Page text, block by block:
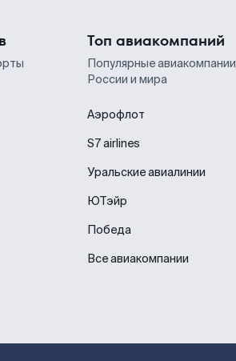
Топ авиакомпаний
Популярные авиакомпании
России и мира
Аэрофлот
S7 airlines
Уральские авиалинии
ЮТэйр
Победа
Все авиакомпании